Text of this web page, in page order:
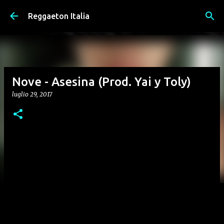
Passa ai contenuti principali
Reggaeton Italia
Nove - Asesina (Prod. Yai y Toly)
luglio 29, 2017